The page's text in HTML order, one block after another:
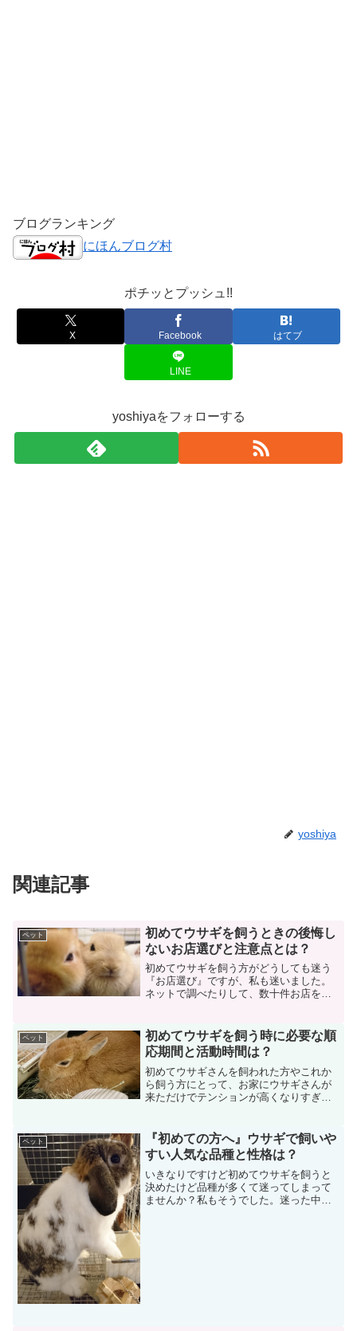
ブログランキング
にほんブログ村
ポチッとプッシュ!!
X Facebook はてブ
LINE
yoshiyaをフォローする
yoshiya
関連記事
ペット
初めてウサギを飼うときの後悔し
ないお店選びと注意点とは？
初めてウサギを飼う方がどうしても迷う
『お店選び』ですが、私も迷いました。
ネットで調べたりして、数十件お店を自
たいと思われているあなたに『ウサギを
飼うときの後悔しないお店...
ペット
初めてウサギを飼う時に必要な順
応期間と活動時間は？
初めてウサギさんを飼われた方やこれか
ら飼う方にとって、お家にウサギさんが
来ただけでテンションが高くなりすぎち
初めてですがウサギさんも同じく初めて
のお家となりますので焦ら...
ペット
『初めての方へ』ウサギで飼いや
すい人気な品種と性格は？
いきなりですけど初めてウサギを飼うと
決めたけど品種が多くて迷ってしまって
ませんか？私もそうでした。迷った中で